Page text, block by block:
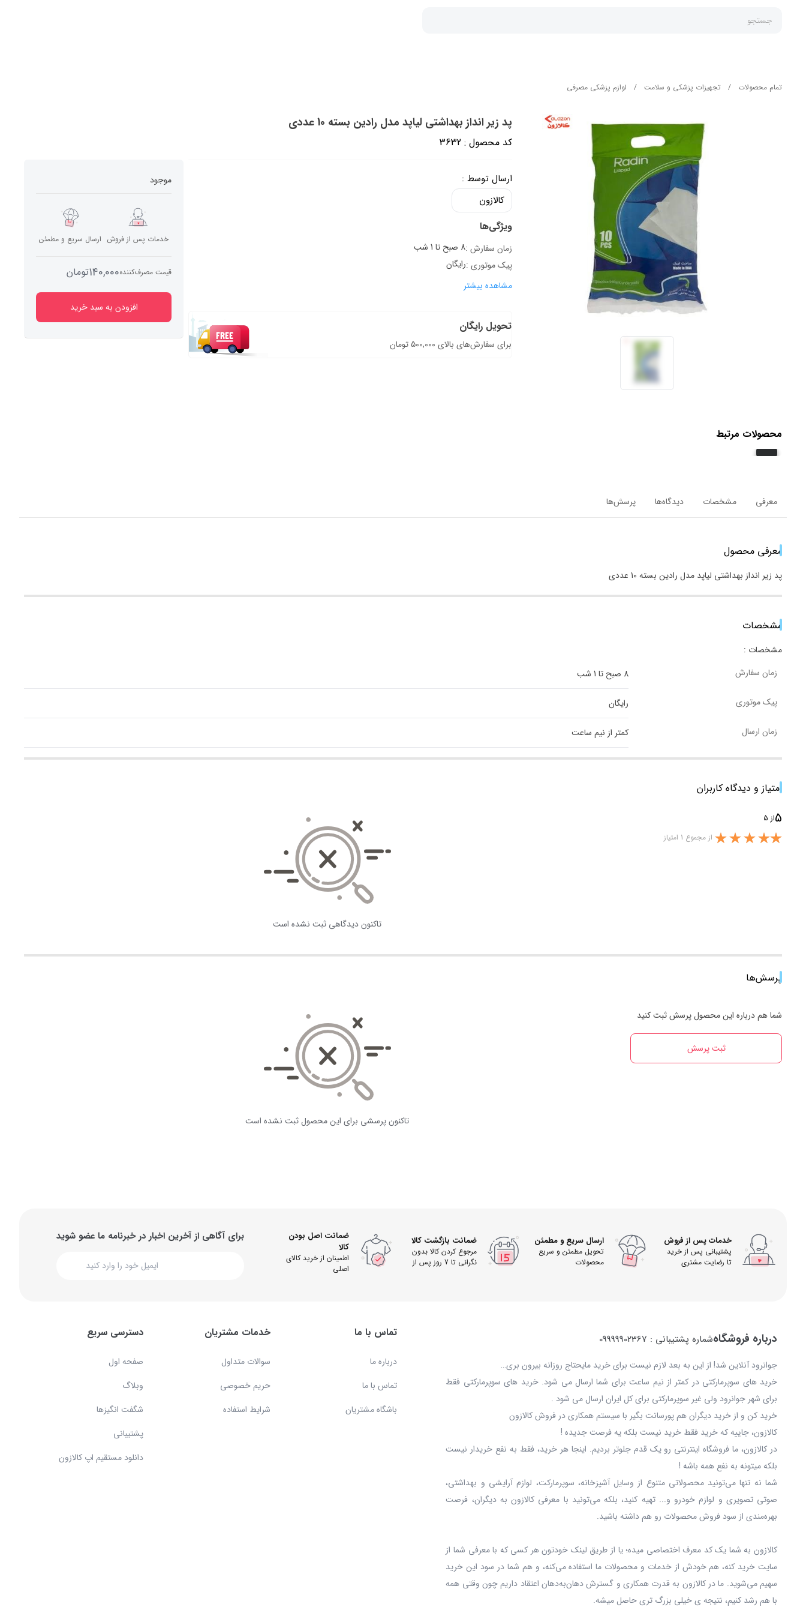
جستجو
تمام محصولات / تجهیزات پزشکی و سلامت / لوازم پزشکی مصرفی
پد زیر انداز بهداشتی لیاپد مدل رادین بسته 10 عددی‎
کد محصول : 3632
ارسال توسط :
کالازون
ویژگی‌ها
زمان سفارش :8 صبح تا 1 شب
پیک موتوری :رایگان
مشاهده بیشتر
تحویل رایگان
برای سفارش‌های بالای 500,000 تومان
موجود
خدمات پس از فروش ارسال سریع و مطمئن
قیمت مصرف‌کننده140,000تومان
افزودن به سبد خرید
محصولات مرتبط
معرفی مشخصات دیدگاه‌ها پرسش‌ها
معرفی محصول
پد زیر انداز بهداشتی لیاپد مدل رادین بسته 10 عددی‎
مشخصات
مشخصات :
زمان سفارش
8 صبح تا 1 شب
پیک موتوری رایگان
زمان ارسال کمتر از نیم ساعت
امتیاز و دیدگاه کاربران
5از 5
از مجموع 1 امتیاز
تاکنون دیدگاهی ثبت نشده است
پرسش‌ها
شما هم درباره این محصول پرسش ثبت کنید
ثبت پرسش
تاکنون پرسشی برای این محصول ثبت نشده است
خدمات پس از فروش
پشتیبانی پس از خرید
تا رضایت مشتری
ارسال سریع و مطمئن
تحویل مطمئن و سریع
محصولات
ضمانت بازگشت کالا
مرجوع کردن کالا بدون
نگرانی تا 7 روز پس از
ضمانت اصل بودن
کالا
اطمینان از خرید کالای
اصلی
برای آگاهی از آخرین اخبار در خبرنامه ما عضو شوید
درباره فروشگاهشماره پشتیبانی : 09999902367
جوانرود آنلاین شد! از این به بعد لازم نیست برای خرید مایحتاج روزانه بیرون بری…
خرید های سوپرمارکتی در کمتر از نیم ساعت برای شما ارسال می شود. خرید های سوپرمارکتی فقط
برای شهر جوانرود ولی غیر سوپرمارکتی برای کل ایران ارسال می شود .
خرید کن و از خرید دیگران هم پورسانت بگیر با سیستم همکاری در فروش کالازون
کالازون، جاییه که خرید فقط خرید نیست بلکه یه فرصت جدیده !
در کالازون، ما فروشگاه اینترنتی رو یک قدم جلوتر بردیم. اینجا هر خرید، فقط به نفع خریدار نیست
بلکه میتونه به نفع همه باشه !
شما نه‌ تنها می‌تونید محصولاتی متنوع از وسایل آشپزخانه، سوپرمارکت، لوازم آرایشی و بهداشتی،
صوتی تصویری و لوازم خودرو و... تهیه کنید، بلکه می‌تونید با معرفی کالازون به دیگران، فرصت
بهره‌مندی از سود فروش محصولات رو هم داشته باشید.
کالازون به شما یک کد معرف اختصاصی میده؛ یا از طریق لینک خودتون هر کسی که با معرفی شما از
سایت خرید کنه، هم خودش از خدمات و محصولات ما استفاده می‌کنه، و هم شما در سود این خرید
سهیم می‌شوید. ما در کالازون به قدرت همکاری و گسترش دهان‌به‌دهان اعتقاد داریم چون وقتی همه
با هم رشد کنیم، نتیجه ی خیلی بزرگ‌ تری حاصل میشه.
تماس با ما
درباره ما
تماس با ما
باشگاه مشتریان
خدمات مشتریان
سوالات متداول
حریم خصوصی
شرایط استفاده
دسترسی سریع
صفحه اول
وبلاگ
شگفت انگیزها
پشتیبانی
دانلود مستقیم اپ کالازون